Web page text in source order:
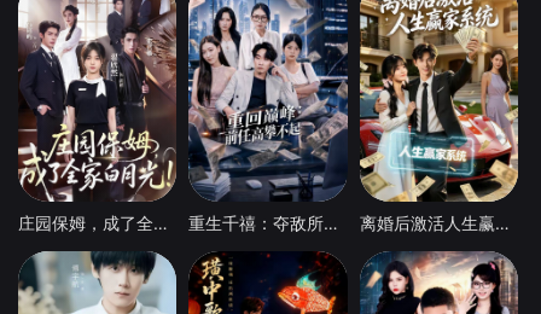
庄园保姆，成了全家白月光 重生千禧：夺敌所爱做首富 离婚后激活人生赢家系统